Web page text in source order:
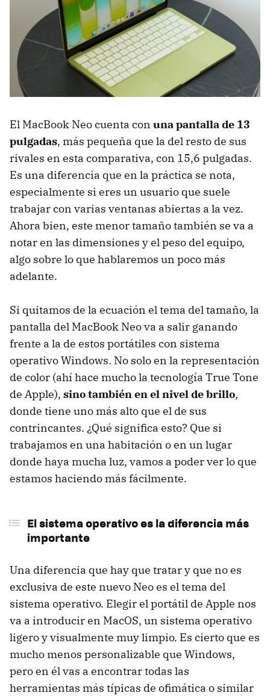
Por qué elegir el MacBook Neo
Por qué elegir un portátil con Windows
Ficha técnica con las principales diferencias entre el
MacBook Neo y rivales con Windows
El MacBook Neo cuenta con una pantalla de 13
pulgadas, más pequeña que la del resto de sus
rivales en esta comparativa, con 15,6 pulgadas.
Es una diferencia que en la práctica se nota,
especialmente si eres un usuario que suele
trabajar con varias ventanas abiertas a la vez.
Ahora bien, este menor tamaño también se va a
notar en las dimensiones y el peso del equipo,
algo sobre lo que hablaremos un poco más
adelante.
Si quitamos de la ecuación el tema del tamaño, la
pantalla del MacBook Neo va a salir ganando
frente a la de estos portátiles con sistema
operativo Windows. No solo en la representación
de color (ahí hace mucho la tecnología True Tone
de Apple), sino también en el nivel de brillo,
donde tiene uno más alto que el de sus
contrincantes. ¿Qué significa esto? Que si
trabajamos en una habitación o en un lugar
donde haya mucha luz, vamos a poder ver lo que
estamos haciendo más fácilmente.
El sistema operativo es la diferencia más
importante
Una diferencia que hay que tratar y que no es
exclusiva de este nuevo Neo es el tema del
sistema operativo. Elegir el portátil de Apple nos
va a introducir en MacOS, un sistema operativo
ligero y visualmente muy limpio. Es cierto que es
mucho menos personalizable que Windows,
pero en él vas a encontrar todas las
herramientas más típicas de ofimática o similar